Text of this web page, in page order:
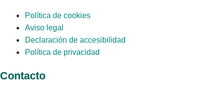
Política de cookies
Aviso legal
Declaración de accesibilidad
Política de privacidad
Contacto